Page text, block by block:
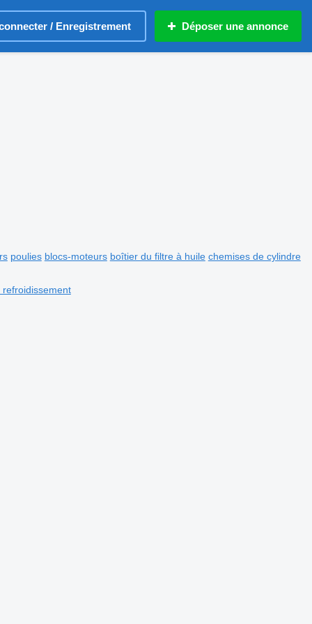
/ Enregistrement Déposer une annonce
poulies blocs-moteurs boîtier du filtre à huile chemises de cylindre
refroidissement